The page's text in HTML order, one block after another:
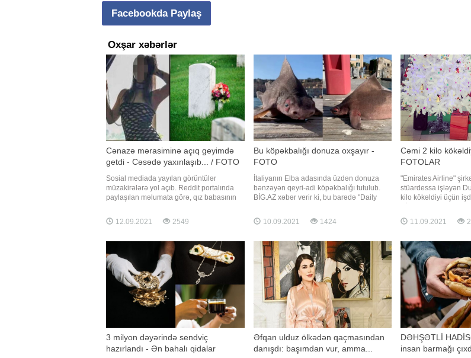
Facebookda Paylaş
Oxşar xəbərlər
Cənazə mərasiminə açıq geyimdə
getdi - Cəsədə yaxınlaşıb... / FOTO
Sosial mediada yayılan görüntülər
müzakirələrə yol açıb. Reddit portalında
paylaşılan məlumata görə, qız babasının
Qohumların etirazlarına baxmayaraq, qız
paltarını dəyişməyib. O cəsədə yaxınlaşıb
göyümdə görsəydi etiraz etməzdi
12.09.2021 2549
Bu köpəkbalığı donuza oxşayır -
FOTO
İtaliyanın Elba adasında üzdən donuza
bənzəyən qeyri-adi köpəkbalığı tutulub.
BİG.AZ xəbər verir ki, bu barədə "Daily
tanınan və nəsli kəsilmək üzrə olan bu
balıq Qımızı Kitaba salınıb. Yerli
sözlərinə görə
10.09.2021 1424
Cəmi 2 kilo
FOTOLAR
"Emirates Airline"
stüardessa işləyən
kilo kökəldiyi üçün
yazır. Belə ki, iş
çox "iri" olduğunu
11.09.2021
3 milyon dəyərində sendviç
hazırlandı - Ən bahalı qidalar
Əfqan ulduz ölkədən qaçmasından
danışdı: başımdan vur, amma...
DƏHŞƏTLİ
insan barmağı